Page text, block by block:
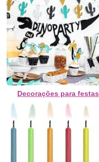
Decorações para festas